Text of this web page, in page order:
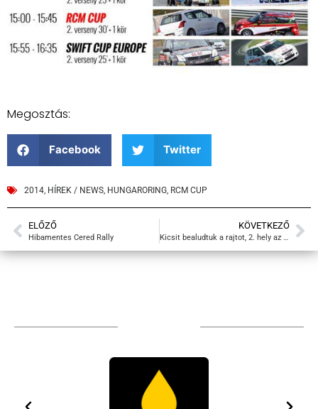
Megosztás:
Facebook Twitter
2014, HÍREK / NEWS, HUNGARORING, RCM CUP
ELŐZŐ
Hibamentes Cered Rally
KÖVETKEZŐ
Kicsit bealudtuk a rajtot, 2. hely az időmérőn